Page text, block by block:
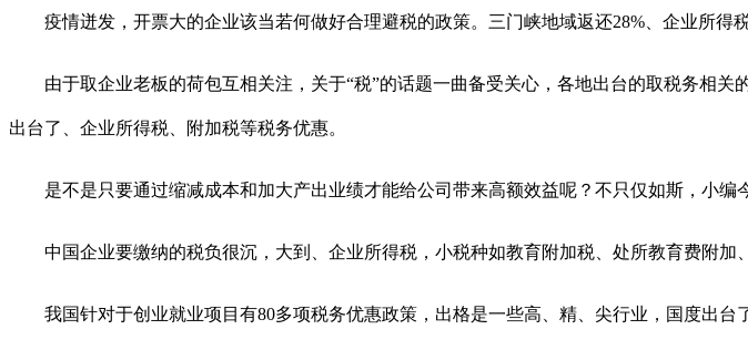
疫情迸发，开票大的企业该当若何做好合理避税的政策。三门峡地域返还28%、企业所得税
由于取企业老板的荷包互相关注，关于“税”的话题一曲备受关心，各地出台的取税务相关
出台了、企业所得税、附加税等税务优惠。
是不是只要通过缩减成本和加大产出业绩才能给公司带来高额效益呢？不只仅如斯，小编
中国企业要缴纳的税负很沉，大到、企业所得税，小税种如教育附加税、处所教育费附加
我国针对于创业就业项目有80多项税务优惠政策，出格是一些高、精、尖行业，国度出台